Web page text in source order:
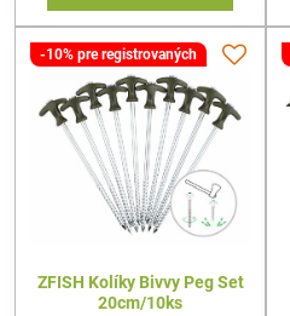
-10% pre registrovaných
ZFISH Kolíky Bivvy Peg Set
20cm/10ks